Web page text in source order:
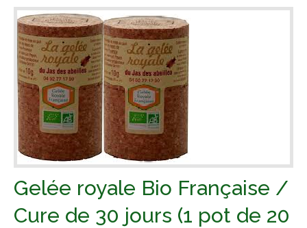
Gelée royale Bio Française /
Cure de 30 jours (1 pot de 20